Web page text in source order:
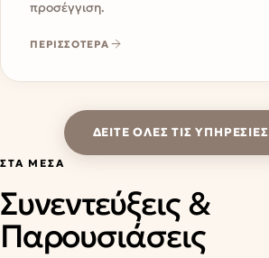
προσέγγιση.
ΠΕΡΙΣΣΟΤΕΡΑ
ΔΕΊΤΕ ΌΛΕΣ ΤΙΣ ΥΠΗΡΕΣΊΕΣ
ΣΤΑ ΜΈΣΑ
Συνεντεύξεις &
Παρουσιάσεις